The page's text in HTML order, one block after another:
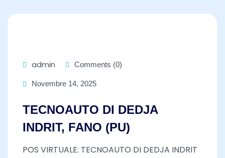
admin Comments (0)
Novembre 14, 2025
TECNOAUTO DI DEDJA
INDRIT, FANO (PU)
POS VIRTUALE: TECNOAUTO DI DEDJA INDRIT